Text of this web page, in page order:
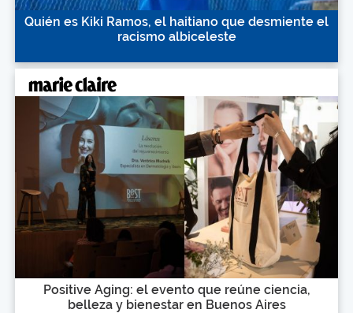
Quién es Kiki Ramos, el haitiano que desmiente el
racismo albiceleste
Positive Aging: el evento que reúne ciencia,
belleza y bienestar en Buenos Aires